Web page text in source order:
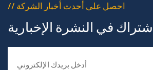
// احصل على أحدث أخبار الشركة
في النشرة الإخبارية